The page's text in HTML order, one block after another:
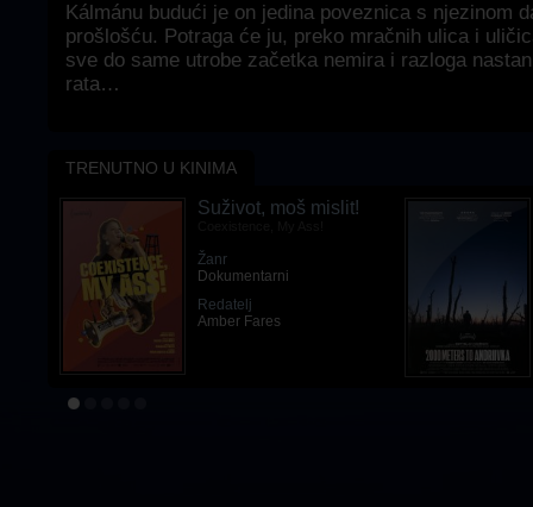
Kálmánu budući je on jedina poveznica s njezinom
prošlošću. Potraga će ju, preko mračnih ulica i
sve do same utrobe začetka nemira i razloga
rata…
TRENUTNO U KINIMA
Suživot, moš mislit!
Žanr
Dokumentarni
Redatelj
Amber Fares